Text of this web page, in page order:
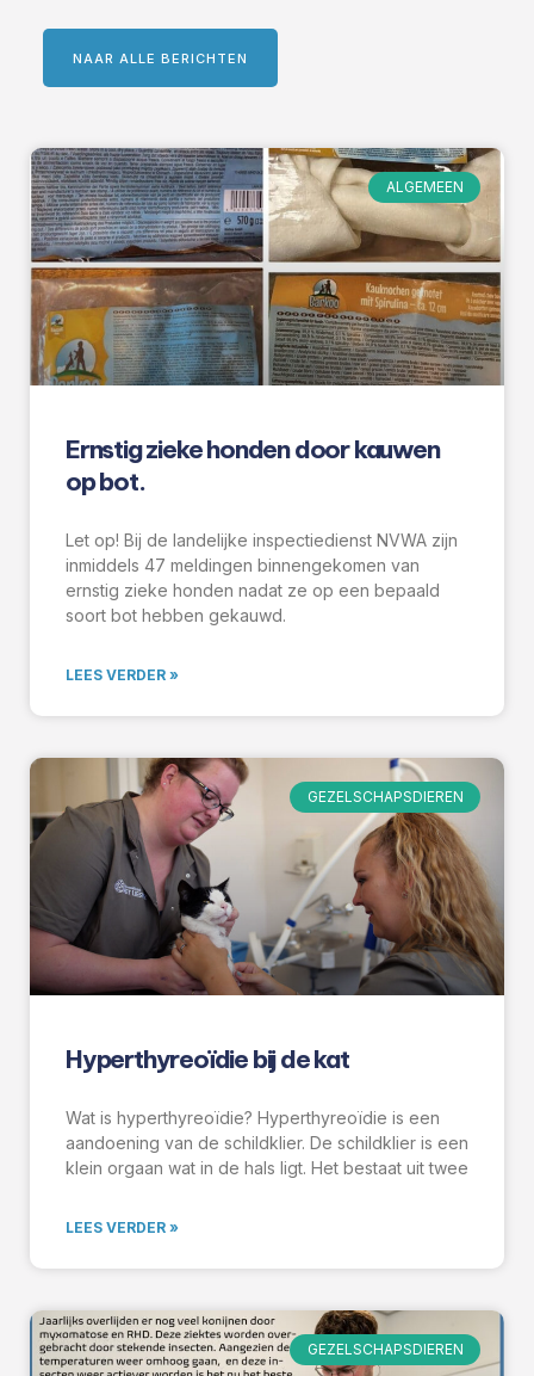
NAAR ALLE BERICHTEN
ALGEMEEN
Ernstig zieke honden door kauwen
op bot.
Let op! Bij de landelijke inspectiedienst NVWA zijn
inmiddels 47 meldingen binnengekomen van
ernstig zieke honden nadat ze op een bepaald
soort bot hebben gekauwd.
LEES VERDER »
GEZELSCHAPSDIEREN
Hyperthyreoïdie bij de kat
Wat is hyperthyreoïdie? Hyperthyreoïdie is een
aandoening van de schildklier. De schildklier is een
klein orgaan wat in de hals ligt. Het bestaat uit twee
LEES VERDER »
GEZELSCHAPSDIEREN